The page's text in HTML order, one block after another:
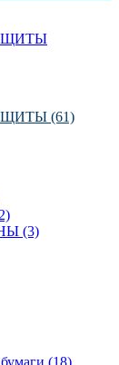
(61)
(3)
(18)